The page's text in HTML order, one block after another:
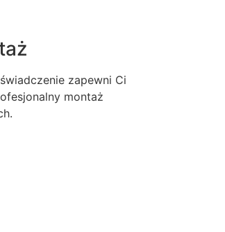
zapewni Ci
montaż